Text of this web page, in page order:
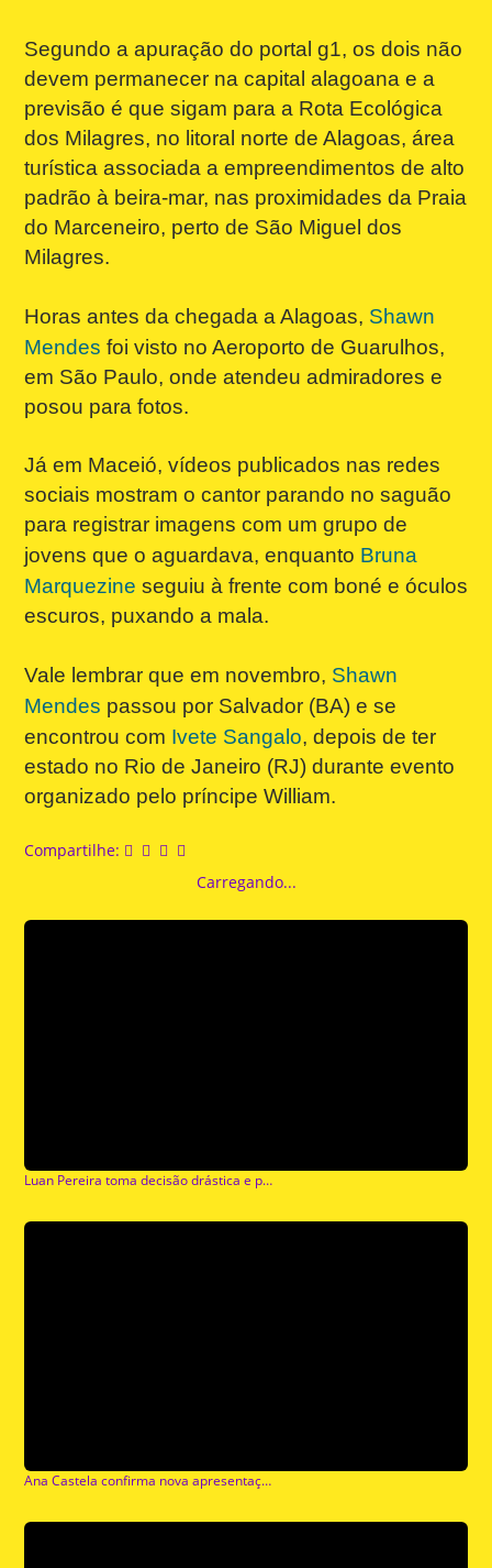
Segundo a apuração do portal g1, os dois não
devem permanecer na capital alagoana e a
previsão é que sigam para a Rota Ecológica
dos Milagres, no litoral norte de Alagoas, área
turística associada a empreendimentos de alto
padrão à beira-mar, nas proximidades da Praia
do Marceneiro, perto de São Miguel dos
Milagres.
Horas antes da chegada a Alagoas, Shawn
Mendes foi visto no Aeroporto de Guarulhos,
em São Paulo, onde atendeu admiradores e
posou para fotos.
Já em Maceió, vídeos publicados nas redes
sociais mostram o cantor parando no saguão
para registrar imagens com um grupo de
jovens que o aguardava, enquanto Bruna
Marquezine seguiu à frente com boné e óculos
escuros, puxando a mala.
Vale lembrar que em novembro, Shawn
Mendes passou por Salvador (BA) e se
encontrou com Ivete Sangalo, depois de ter
estado no Rio de Janeiro (RJ) durante evento
organizado pelo príncipe William.
Compartilhe:
Carregando...
Luan Pereira toma decisão drástica e para de beber: ‘Não Era Eu’
Ana Castela confirma nova apresentação em Portugal